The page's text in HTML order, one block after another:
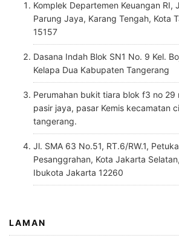
Komplek Departemen Keuangan RI,
Parung Jaya, Karang Tengah, Kota
15157
Dasana Indah Blok SN1 No. 9 Kel.
Kelapa Dua Kabupaten Tangerang
Perumahan bukit tiara blok f3 no 29
pasir jaya, pasar Kemis kecamatan
tangerang.
Jl. SMA 63 No.51, RT.6/RW.1,
Pesanggrahan, Kota Jakarta
Ibukota Jakarta 12260
LAMAN